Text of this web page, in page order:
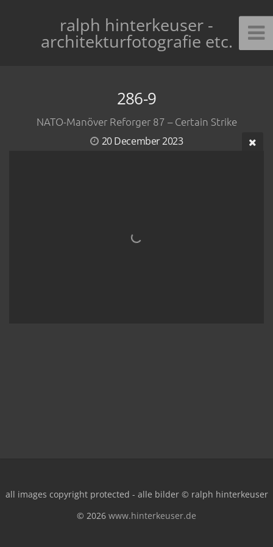
ralph hinterkeuser -
architekturfotografie etc.
286-9
NATO-Manöver Reforger 87 – Certain Strike
20 December 2023
all images copyright protected - alle bilder © ralph hinterkeuser
© 2026 www.hinterkeuser.de